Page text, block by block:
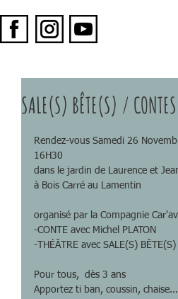
SALE(S) BÊTE(S) /
Rendez-vous Samedi 26
16H30
dans le jardin de Laurence et
à Bois Carré au Lamentin
organisé par la Compagnie
-CONTE avec Michel PLATON
-THÉÂTRE avec SALE(S) BÊTE(S)
Pour tous,  dès 3 ans
Apportez ti ban, coussin, chaise...